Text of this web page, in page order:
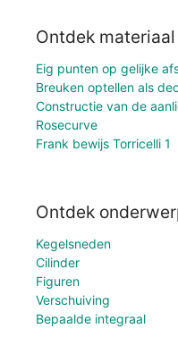
Ontdek materiaal
Eig punten op gelijke
Breuken optellen als
Constructie van de
Rosecurve
Frank bewijs Torricelli 1
Ontdek
Kegelsneden
Cilinder
Figuren
Verschuiving
Bepaalde integraal